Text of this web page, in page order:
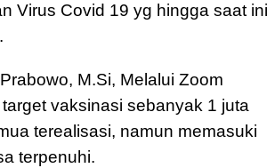
Virus Covid 19 yg hingga saat ini
M.Si, Melalui Zoom
vaksinasi sebanyak 1 juta
terealisasi, namun memasuki
terpenuhi.